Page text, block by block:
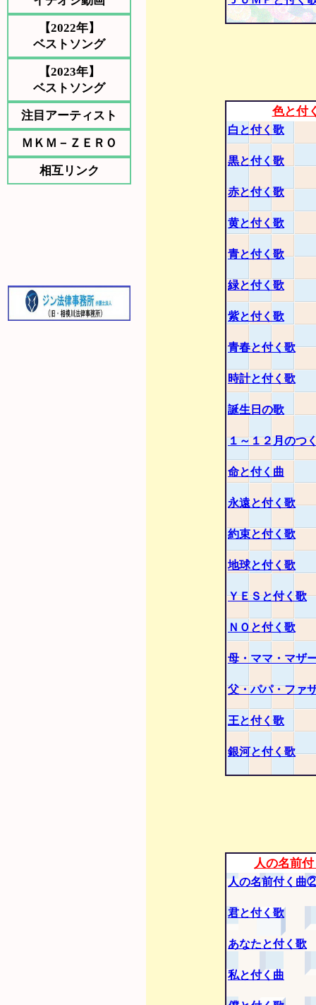
【2022年】
ベストソング
【2023年】
ベストソング
注目アーティスト
ＭＫＭ－ＺＥＲＯ
相互リンク
色と付
白と付く歌
黒と付く歌
赤と付く歌
黄と付く歌
青と付く歌
緑と付く歌
紫と付く歌
青春と付く歌
時計と付く歌
誕生日の歌
１～１２月のつ
命と付く曲
永遠と付く歌
約束と付く歌
地球と付く歌
ＹＥＳと付く歌
ＮＯと付く歌
母・ママ・マザ
父・パパ・ファ
王と付く歌
銀河と付く歌
人の名前
人の名前付く曲
君と付く歌
あなたと付く歌
私と付く曲